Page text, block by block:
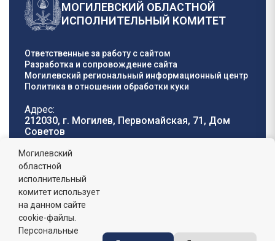
МОГИЛЕВСКИЙ ОБЛАСТНОЙ
ИСПОЛНИТЕЛЬНЫЙ КОМИТЕТ
Ответственные за работу с сайтом
Разработка и сопровождение сайта
Могилевский региональный информационный центр
Политика в отношении обработки куки
Адрес:
212030, г. Могилев, Первомайская, 71, Дом
Cоветов
Телефон горячей
линии:
8 (0222) 71-32-55
График работы:
пн-пт: 8.00 - 17.00, сб-вс: выходной,
обеденный перерыв: 13:00 - 14:00
Могилевский
областной
исполнительный
комитет использует
на данном сайте
cookie-файлы.
Персональные